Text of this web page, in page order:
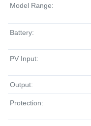
Model Range:
Battery:
PV Input:
Output:
Protection: